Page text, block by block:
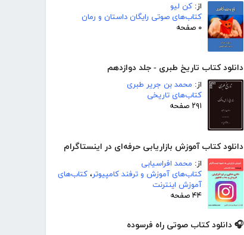
از: کن لیو
کتاب‌های صوتی رایگان داستان و رمان
۰ صفحه
دانلود کتاب تاریخ طبری - جلد دوازدهم
از: محمد بن جریر طبری
کتاب‌های تاریخی
۲۹۱ صفحه
دانلود کتاب آموزش بازاریابی حرفه‌ای در اینستاگرام
از: محمد افراسیابی
کتاب‌های آموزش و ترفند کامپیوتر، کتاب‌های
آموزش اینترنت
۴۴ صفحه
🎧 دانلود کتاب صوتی راه فرسوده